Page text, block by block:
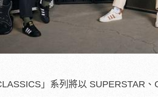
」系列將以 SUPERSTAR